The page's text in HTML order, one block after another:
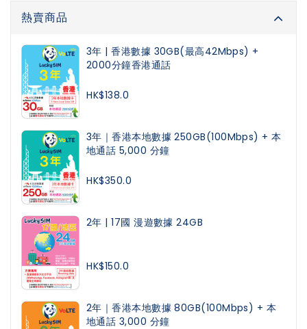
熱賣商品
3年 | 香港數據 30GB(最高42Mbps) +
2000分鐘香港通話
HK$138.0
3年｜香港本地數據 250GB(100Mbps) + 本
地通話 5,000 分鐘
HK$350.0
2年 | 17國 漫遊數據 24GB
HK$150.0
2年｜香港本地數據 80GB(100Mbps) + 本
地通話 3,000 分鐘